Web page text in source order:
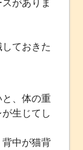
がありま
ておきた
、体の重
生じてし
中が猫背